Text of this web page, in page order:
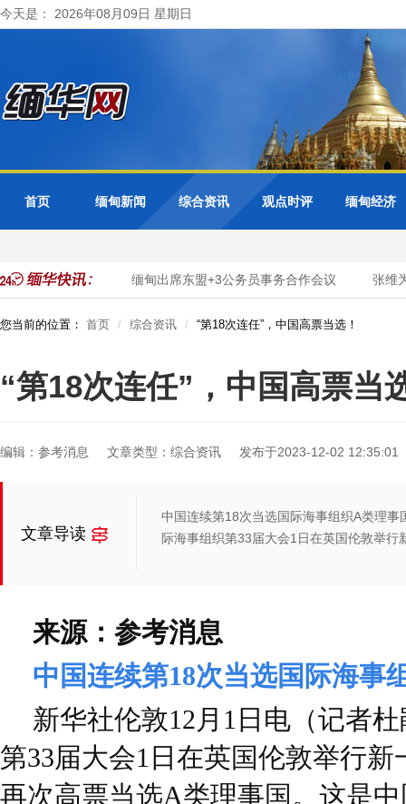
今天是： 2026年08月09日 星期日
首页 缅甸新闻 综合资讯 观点时评 缅甸经济
务数字化转型 缅甸出席东盟+3公务员事务合作会议 张维
您当前的位置： 首页 综合资讯 “第18次连任”，中国高票当选！
“第18次连任”，中国高票当
编辑：参考消息 文章类型：综合资讯 发布于2023-12-02 12:35:01
文章导读
中国连续第18次当选国际海事组织A类理
际海事组织第33届大会1日在英国伦敦举
来源：参考消息
中国连续第18次当选国际海事
新华社伦敦12月1日电（记者
第33届大会1日在英国伦敦举行
再次高票当选A类理事国。这是